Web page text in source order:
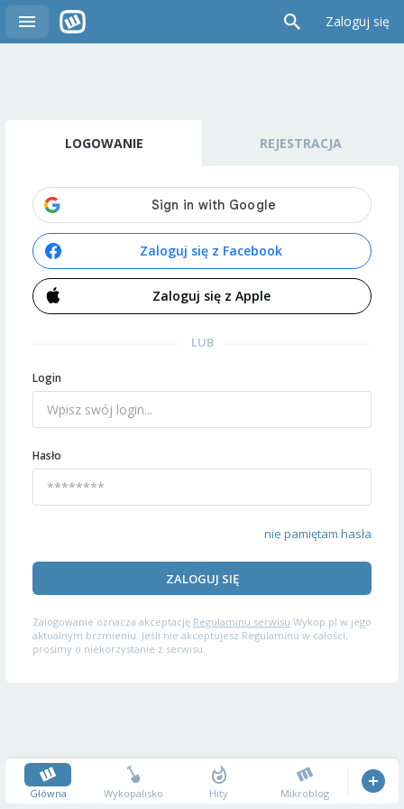
Zaloguj się
LOGOWANIE REJESTRACJA
Zaloguj się z Facebook
Zaloguj się z Apple
LUB
Login
Hasło
nie pamiętam hasła
ZALOGUJ SIĘ
Zalogowanie oznacza akceptację Regulaminu serwisu Wykop.pl w jego
aktualnym brzmieniu. Jeśli nie akceptujesz Regulaminu w całości,
prosimy o niekorzystanie z serwisu.
Główna Wykopalisko Hity Mikroblog